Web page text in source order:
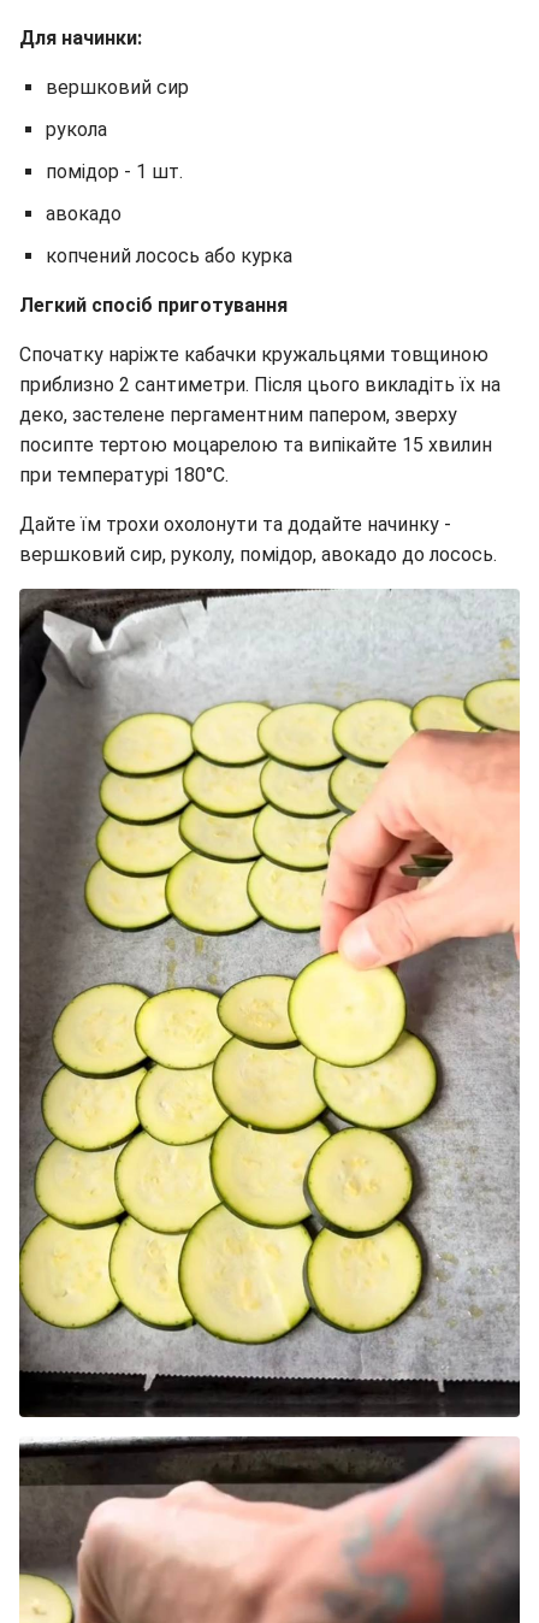
Для начинки:
вершковий сир
рукола
помідор - 1 шт.
авокадо
копчений лосось або курка
Легкий спосіб приготування
Спочатку наріжте кабачки кружальцями товщиною
приблизно 2 сантиметри. Після цього викладіть їх на
деко, застелене пергаментним папером, зверху
посипте тертою моцарелою та випікайте 15 хвилин
при температурі 180°C.
Дайте їм трохи охолонути та додайте начинку -
вершковий сир, руколу, помідор, авокадо до лосось.